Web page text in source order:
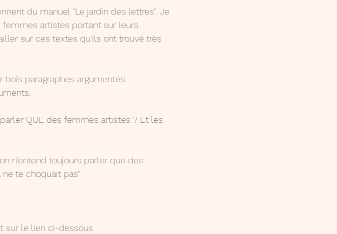
du manuel "Le jardin des lettres". Je
artistes portant sur leurs
sur ces textes qu'ils ont trouvé très
paragraphes argumentés
QUE des femmes artistes ? Et les
n'entend toujours parler que des
te choquait pas"
sur le lien ci-dessous